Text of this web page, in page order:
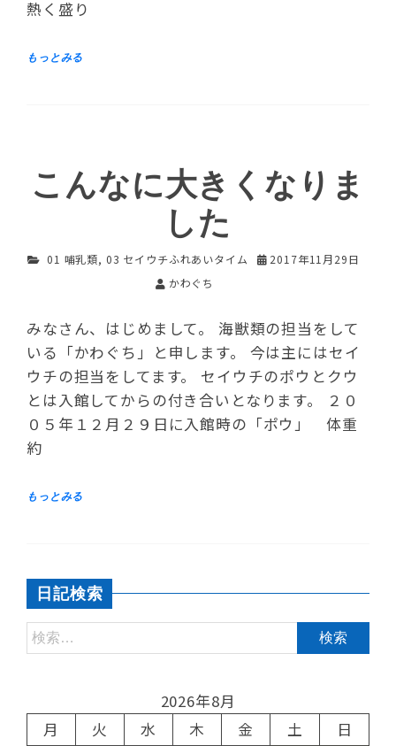
熱く盛り
こんなに大きくなりま
した
01 哺乳類, 03 セイウチふれあいタイム
2017年11月29日
かわぐち
みなさん、はじめまして。 海獣類の担当をして
いる「かわぐち」と申します。 今は主にはセイ
ウチの担当をしてます。 セイウチのポウとクウ
とは入館してからの付き合いとなります。 ２０
０５年１２月２９日に入館時の「ポウ」 体重
約
日記検索
2026年8月
月
火 水 木 金 土
日